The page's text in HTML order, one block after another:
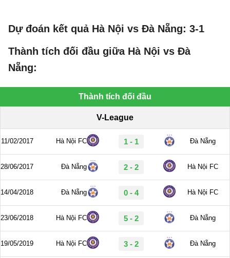
Dự đoán kết quả Hà Nội vs Đà Nẵng: 3-1
Thành tích đối đầu giữa Hà Nội vs Đà
Nẵng: